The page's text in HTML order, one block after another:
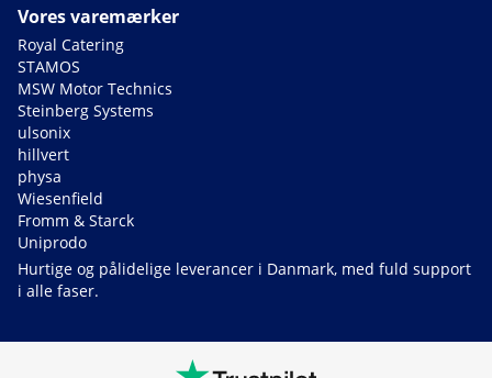
Vores varemærker
Royal Catering
STAMOS
MSW Motor Technics
Steinberg Systems
ulsonix
hillvert
physa
Wiesenfield
Fromm & Starck
Uniprodo
Hurtige og pålidelige leverancer i Danmark, med fuld support
i alle faser.